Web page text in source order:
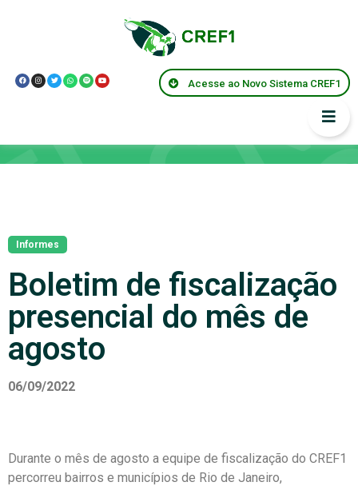
Acesse ao Novo Sistema CREF1
Informes
Boletim de fiscalização
presencial do mês de
agosto
06/09/2022
Durante o mês de agosto a equipe de fiscalização do CREF1
percorreu bairros e municípios de Rio de Janeiro,